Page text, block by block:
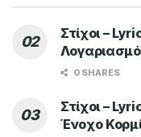
Στίχοι –
0 SHARES
Στίχοι –
Ένοχο